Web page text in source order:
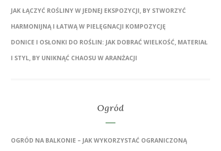
JAK ŁĄCZYĆ ROŚLINY W JEDNEJ EKSPOZYCJI, BY STWORZYĆ
HARMONIJNĄ I ŁATWĄ W PIELĘGNACJI KOMPOZYCJĘ
DONICE I OSŁONKI DO ROŚLIN: JAK DOBRAĆ WIELKOŚĆ, MATERIAŁ
I STYL, BY UNIKNĄĆ CHAOSU W ARANŻACJI
Ogród
OGRÓD NA BALKONIE – JAK WYKORZYSTAĆ OGRANICZONĄ